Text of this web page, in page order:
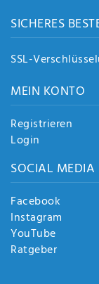
SICHERES
SSL-
MEIN KONTO
Registrieren
Login
SOCIAL MEDIA
Facebook
Instagram
YouTube
Ratgeber